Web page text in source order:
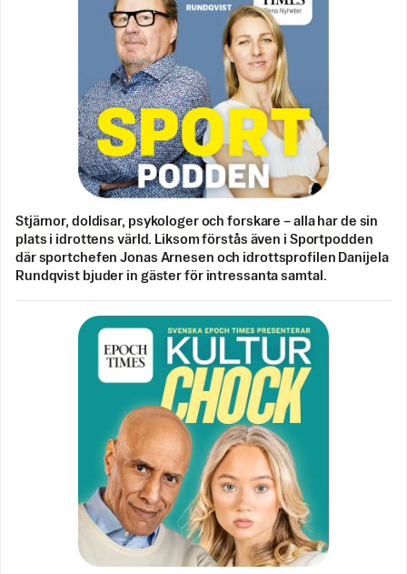
Stjärnor, doldisar, psykologer och forskare – alla har de sin
plats i idrottens värld. Liksom förstås även i Sportpodden
där sportchefen Jonas Arnesen och idrottsprofilen Danijela
Rundqvist bjuder in gäster för intressanta samtal.